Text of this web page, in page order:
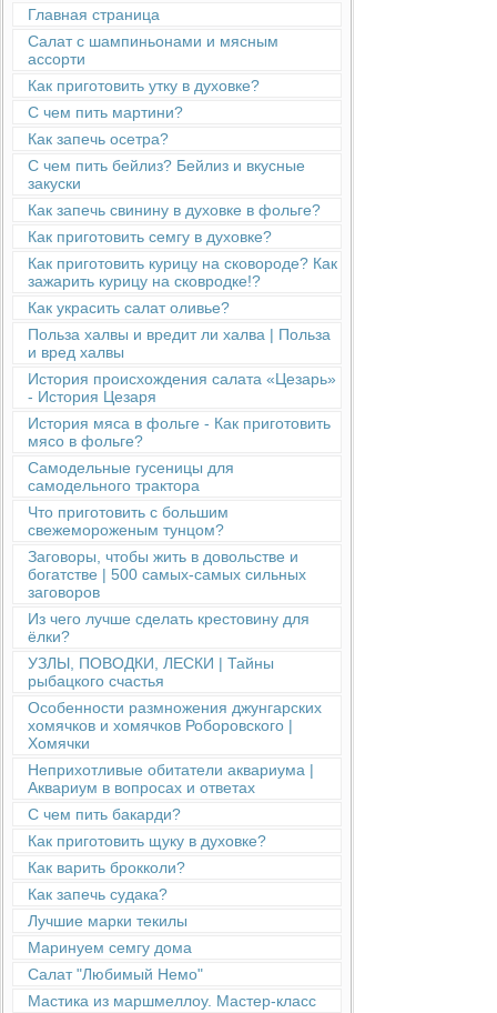
Главная страница
Салат с шампиньонами и мясным
ассорти
Как приготовить утку в духовке?
С чем пить мартини?
Как запечь осетра?
С чем пить бейлиз? Бейлиз и вкусные
закуски
Как запечь свинину в духовке в фольге?
Как приготовить семгу в духовке?
Как приготовить курицу на сковороде? Как
зажарить курицу на сковродке!?
Как украсить салат оливье?
Польза халвы и вредит ли халва | Польза
и вред халвы
История происхождения салата «Цезарь»
- История Цезаря
История мяса в фольге - Как приготовить
мясо в фольге?
Cамодельные гусеницы для
самодельного трактора
Что приготовить с большим
свежемороженым тунцом?
Заговоры, чтобы жить в довольстве и
богатстве | 500 самых-самых сильных
заговоров
Из чего лучше сделать крестовину для
ёлки?
УЗЛЫ, ПОВОДКИ, ЛЕСКИ | Тайны
рыбацкого счастья
Особенности размножения джунгарских
хомячков и хомячков Роборовского |
Хомячки
Неприхотливые обитатели аквариума |
Аквариум в вопросах и ответах
С чем пить бакарди?
Как приготовить щуку в духовке?
Как варить брокколи?
Как запечь судака?
Лучшие марки текилы
Маринуем семгу дома
Салат "Любимый Немо"
Мастика из маршмеллоу. Мастер-класс